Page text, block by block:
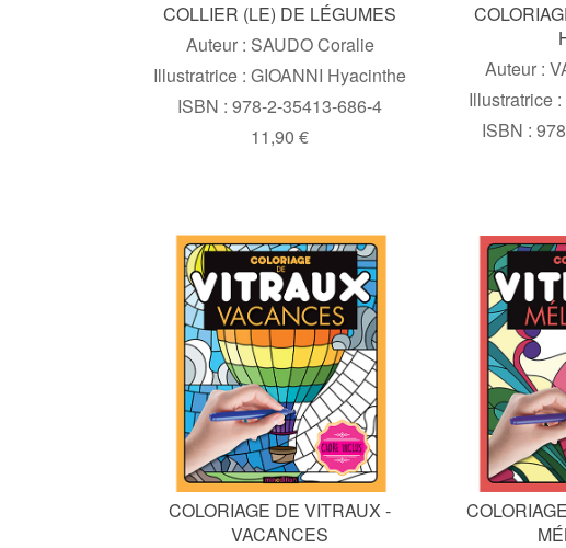
COLLIER (LE) DE LÉGUMES
Auteur : SAUDO Coralie
Illustratrice : GIOANNI Hyacinthe
ISBN : 978-2-35413-686-4
11,90 €
Auteur :
Illustratrice
ISBN :
COLORIAGE DE VITRAUX -
VACANCES